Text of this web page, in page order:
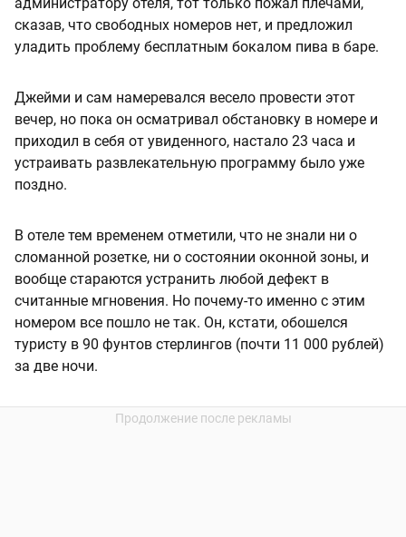
сказав, что свободных номеров нет, и предложил
уладить проблему бесплатным бокалом пива в баре.
Джейми и сам намеревался весело провести этот
вечер, но пока он осматривал обстановку в номере и
приходил в себя от увиденного, настало 23 часа и
устраивать развлекательную программу было уже
поздно.
В отеле тем временем отметили, что не знали ни о
сломанной розетке, ни о состоянии оконной зоны, и
вообще стараются устранить любой дефект в
считанные мгновения. Но почему-то именно с этим
номером все пошло не так. Он, кстати, обошелся
туристу в 90 фунтов стерлингов (почти 11 000 рублей)
за две ночи.